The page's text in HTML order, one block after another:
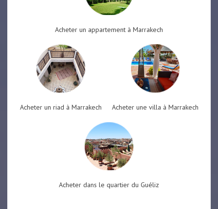
Acheter un appartement à Marrakech
Acheter un riad à Marrakech Acheter une villa à Marrakech
Acheter dans le quartier du Guéliz